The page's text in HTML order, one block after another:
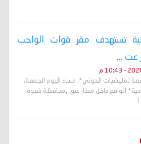
تستهدف مقر قوات الواجب
عت ...
لمليشيات الحوثي*، مساء اليوم الجمعة،
الواقع داخل مطار عتق بمحافظة شبوة،